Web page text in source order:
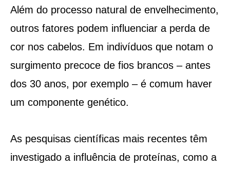
Além do processo natural de envelhecimento,
outros fatores podem influenciar a perda de
cor nos cabelos. Em indivíduos que notam o
surgimento precoce de fios brancos – antes
dos 30 anos, por exemplo – é comum haver
um componente genético.
As pesquisas científicas mais recentes têm
investigado a influência de proteínas, como a